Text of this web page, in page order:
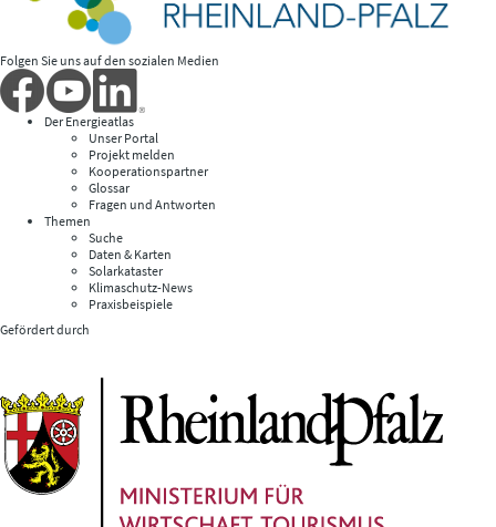
Folgen Sie uns auf den sozialen Medien
Der Energieatlas
Unser Portal
Projekt melden
Kooperationspartner
Glossar
Fragen und Antworten
Themen
Suche
Daten & Karten
Solarkataster
Klimaschutz-News
Praxisbeispiele
Gefördert durch